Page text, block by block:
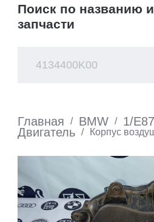
Поиск по названию
запчасти
Главная / BMW / 1/
Двигатель / Корпус